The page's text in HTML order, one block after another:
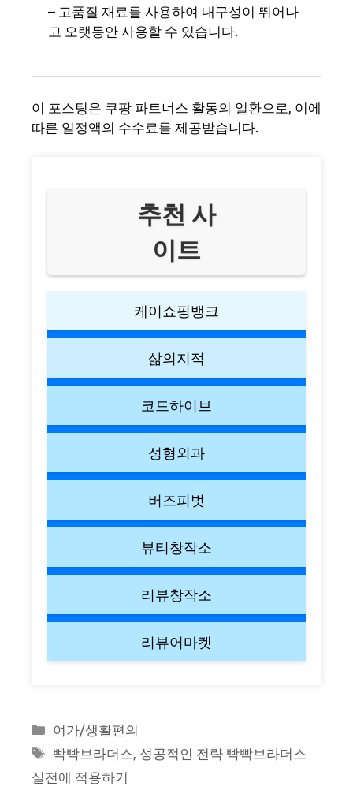
– 고품질 재료를 사용하여 내구성이 뛰어나
고 오랫동안 사용할 수 있습니다.
이 포스팅은 쿠팡 파트너스 활동의 일환으로, 이에
따른 일정액의 수수료를 제공받습니다.
추천 사
이트
케이쇼핑뱅크
삶의지적
코드하이브
성형외과
버즈피벗
뷰티창작소
리뷰창작소
리뷰어마켓
Categories
여가/생활편의
Tags
빡빡브라더스, 성공적인 전략 빡빡브라더스
실전에 적용하기